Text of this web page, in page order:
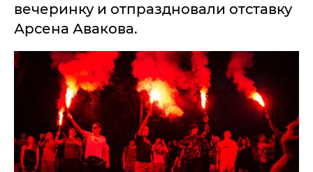
вечеринку и отпраздновали отставку
Арсена Авакова.